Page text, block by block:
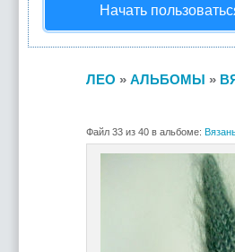
Начать
ЛЕО » АЛЬБОМЫ »
Файл 33 из 40 в альбоме: